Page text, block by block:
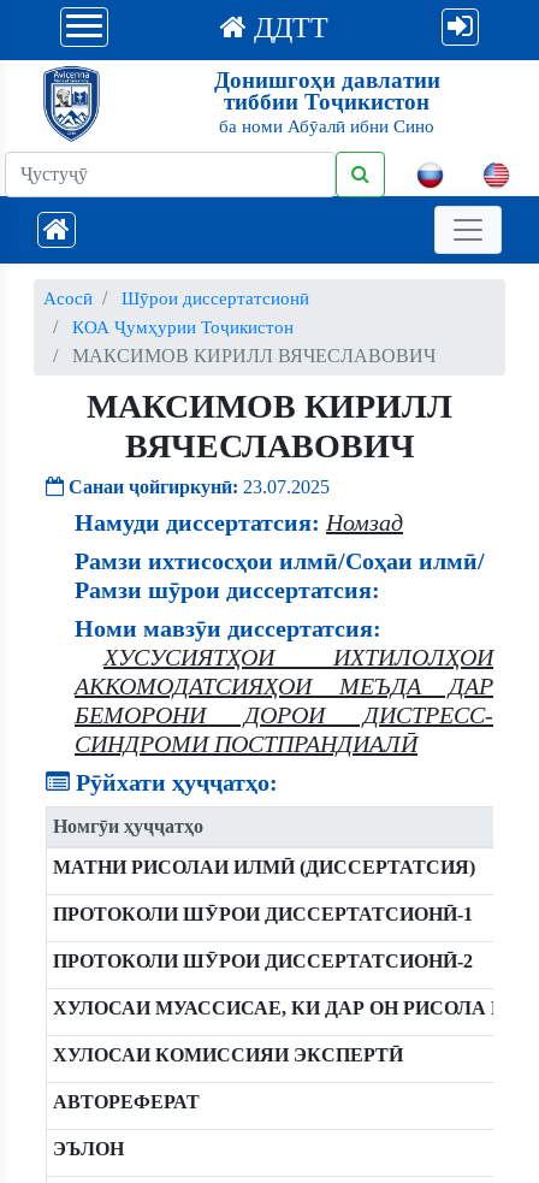
ДДТТ
Донишгоҳи давлатии
тиббии Тоҷикистон
ба номи Абӯалӣ ибни Сино
Асосӣ
Шӯрои диссертатсионӣ
КОА Ҷумҳурии Тоҷикистон
МАКСИМОВ КИРИЛЛ ВЯЧЕСЛАВОВИЧ
МАКСИМОВ КИРИЛЛ
ВЯЧЕСЛАВОВИЧ
Санаи ҷойгиркунӣ: 23.07.2025
Намуди диссертатсия: Номзад
Рамзи ихтисосҳои илмӣ/Соҳаи илмӣ/
Рамзи шӯрои диссертатсия:
Номи мавзӯи диссертатсия:
ХУСУСИЯТҲОИ ИХТИЛОЛҲОИ
АККОМОДАТСИЯҲОИ МЕЪДА ДАР
БЕМОРОНИ ДОРОИ ДИСТРЕСС-
СИНДРОМИ ПОСТПРАНДИАЛӢ
Рӯйхати ҳуҷҷатҳо:
Номгӯи ҳуҷҷатҳо
МАТНИ РИСОЛАИ ИЛМӢ (ДИССЕРТАТСИЯ)
ПРОТОКОЛИ ШӮРОИ ДИССЕРТАТСИОНӢ-1
ПРОТОКОЛИ ШӮРОИ ДИССЕРТАТСИОНӢ-2
ХУЛОСАИ МУАССИСАЕ, КИ ДАР ОН РИСОЛА
ХУЛОСАИ КОМИССИЯИ ЭКСПЕРТӢ
АВТОРЕФЕРАТ
ЭЪЛОН